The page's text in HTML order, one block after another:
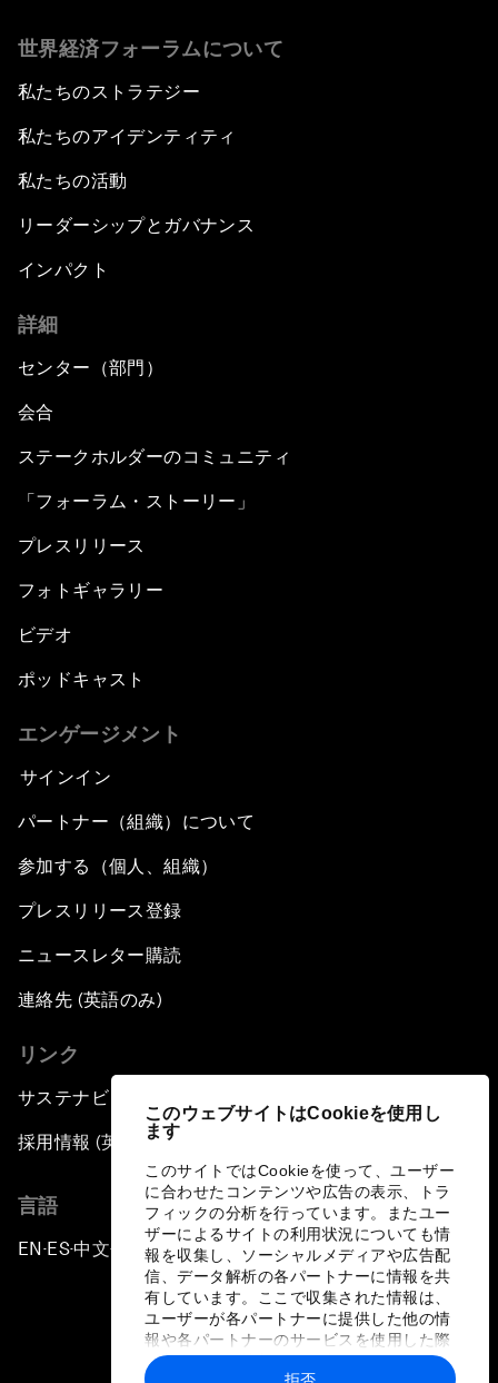
このウェブサイトはCookieを使用し
ます
このサイトではCookieを使って、ユーザー
に合わせたコンテンツや広告の表示、トラ
フィックの分析を行っています。またユー
ザーによるサイトの利用状況についても情
報を収集し、ソーシャルメディアや広告配
信、データ解析の各パートナーに情報を共
有しています。ここで収集された情報は、
ユーザーが各パートナーに提供した他の情
報や各パートナーのサービスを使用した際
に収集された情報と組み合わされ、各パー
拒否
世界経済フォーラムについて
私たちのストラテジー
私たちのアイデンティティ
私たちの活動
リーダーシップとガバナンス
インパクト
詳細
センター（部門）
会合
ステークホルダーのコミュニティ
「フォーラム・ストーリー」
プレスリリース
フォトギャラリー
ビデオ
ポッドキャスト
エンゲージメント
サインイン
パートナー（組織）について
参加する（個人、組織）
プレスリリース登録
ニュースレター購読
連絡先 (英語のみ)
リンク
サステナビリティへの取り組み
採用情報 (英語のみ)
言語
EN ▪ ES▪中文▪ 日本語